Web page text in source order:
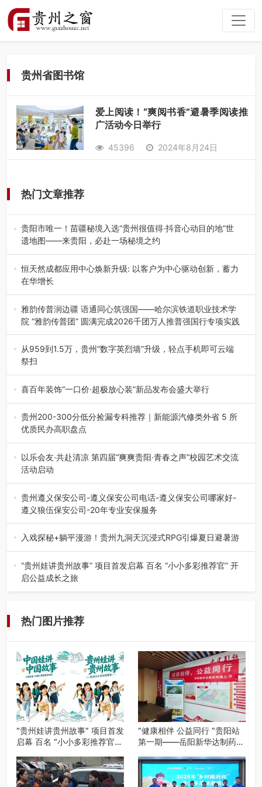
贵州省图书馆
爱上阅读！“爽阅书香”避暑季阅读推
广活动今日举行
45396 2024年8月24日
热门文章推荐
贵阳市唯一！苗疆秘境入选“贵州很值得·抖音心动目的地”世
遗地图——来贵阳，必赴一场秘境之约
2026年7月21日，2026年“贵州很值得”暨抖音“心动目的
地”（贵州站）主题…
恒天然成都应用中心焕新升级: 以客户为中心驱动创新，蓄力
在华增长
融合全球研发实力与本土洞察，深化客户共创，赋能西南市
场创新发展 （7月27日，成…
雅韵传普润边疆 语通同心筑强国——哈尔滨铁道职业技术学
院 “雅韵传普团” 圆满完成2026千团万人推普强国行专项实践
为扎实推进2026“千团万人推普强国行”大学生暑期社会实
践，牢牢紧扣 “雅韵传普…
从959到1.5万，贵州“数字英烈墙”升级，轻点手机即可云端
祭扫
八一建军节到来之际，由贵州省退役军人事务厅指导，贵阳
市退役军人事务局联合贵州广电…
喜百年装饰“一口价·超极放心装”新品发布会盛大举行
2026年7月31日，喜百年装饰“一口价·超极放心装”新品发布
会在贵阳隆重举行。…
贵州200-300分低分捡漏专科推荐｜新能源汽修类外省 5 所
优质民办高职盘点
在贵州省高考志愿填报体系中，200至300分数段考生可选择
的省内工科、新能源汽车…
以乐会友·共赴清凉 第四届“爽爽贵阳·青春之声”校园艺术交流
活动启动
七月的贵阳，清风送爽，第四届“爽爽贵阳·青春之声”校园管
弦乐（合唱）艺术交流活动…
贵州遵义保安公司-遵义保安公司电话-遵义保安公司哪家好-
遵义狼伍保安公司-20年专业安保服务
在遵义，不管是企业园区运营、小区物业管理、建筑工地施
工、商业商场经营，还是举办各…
入戏探秘+躺平漫游！贵州九洞天沉浸式RPG引爆夏日避暑游
入伏后的贵州，清凉依旧。而在毕节深处的九洞天景区，贵
州首个水上喀斯特沉浸式RPG…
“贵州娃讲贵州故事” 项目首发启幕 百名 “小小多彩推荐官” 开
启公益成长之旅
热门图片推荐
“贵州娃讲贵州故事” 项目首发
启幕 百名 “小小多彩推荐官”
“健康相伴 公益同行 ”贵阳站
第一期——岳阳新华达制药贵